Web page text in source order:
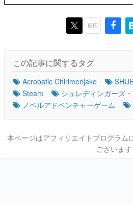
反応
この記事に関するタグ
Acrobatic Chirimenjako
Steam
シュレディンガーズ
ノベルアドベンチャーゲーム
本ページはアフィリエイトプログラム
ございます